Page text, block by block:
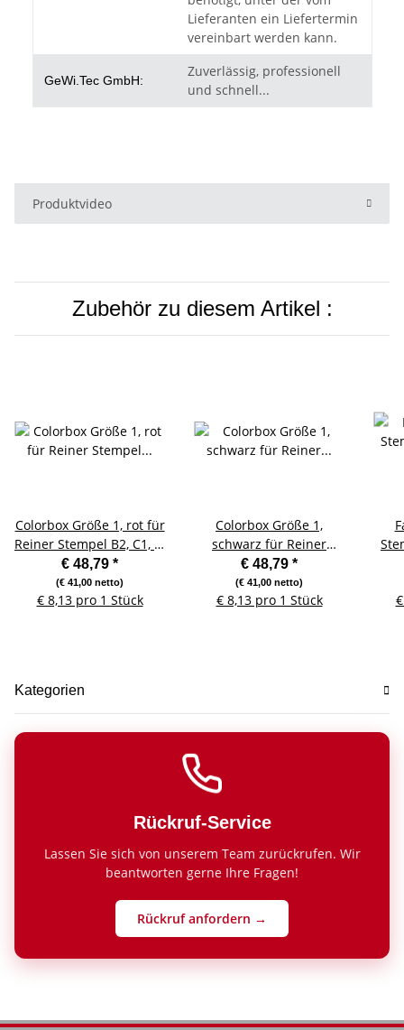
Lieferanten ein Liefertermin
vereinbart werden kann.
GeWi.Tec GmbH:
Zuverlässig, professionell
und schnell...
Produktvideo
Zubehör zu diesem Artikel :
Colorbox Größe 1, rot für
Reiner Stempel B2, C1, C,
CS, CK, 69/a
€ 48,79 *
(€ 41,00 netto)
€ 8,13 pro 1 Stück
Colorbox Größe 1,
schwarz für Reiner
Stempel B2, C1, C, CS,
CK, 69/a
€ 48,79 *
(€ 41,00 netto)
€ 8,13 pro 1 Stück
Kategorien
Rückruf-Service
Lassen Sie sich von unserem Team zurückrufen. Wir
beantworten gerne Ihre Fragen!
Rückruf anfordern →